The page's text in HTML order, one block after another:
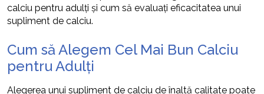
calciu pentru adulți și cum să evaluați eficacitatea unui
supliment de calciu.
Cum să Alegem Cel Mai Bun Calciu
pentru Adulți
Alegerea unui supliment de calciu de înaltă calitate poate